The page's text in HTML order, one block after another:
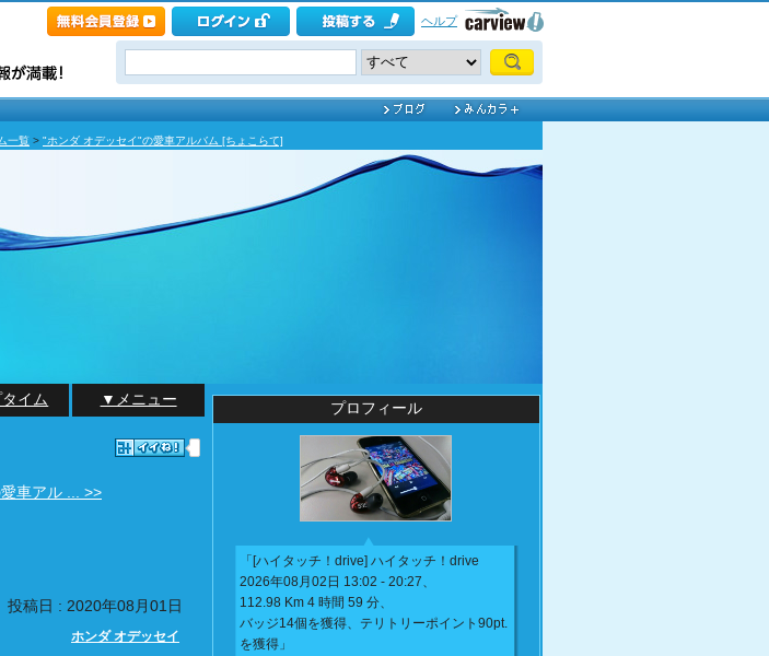
ヘルプ
一覧 > "ホンダ オデッセイ"の愛車アルバム [ちょこらて]
イム ▼メニュー
車アル ... >>
投稿日 : 2020年08月01日
ホンダ オデッセイ
プロフィール
「[ハイタッチ！drive] ハイタッチ！drive
2026年08月02日 13:02 - 20:27、
112.98 Km 4 時間 59 分、
バッジ14個を獲得、テリトリーポイント90pt.
を獲得」